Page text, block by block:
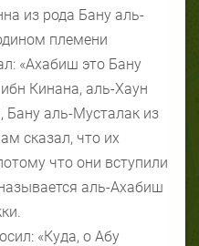
из рода Бану аль-
племени
«Ахабиш это Бану
Кинана, аль-Хаун
Бану аль-Мусталак из
сказал, что их
что они вступили
аль-Ахабиш
«Куда, о Абу